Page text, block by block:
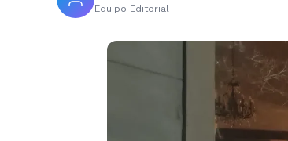
Equipo Editorial